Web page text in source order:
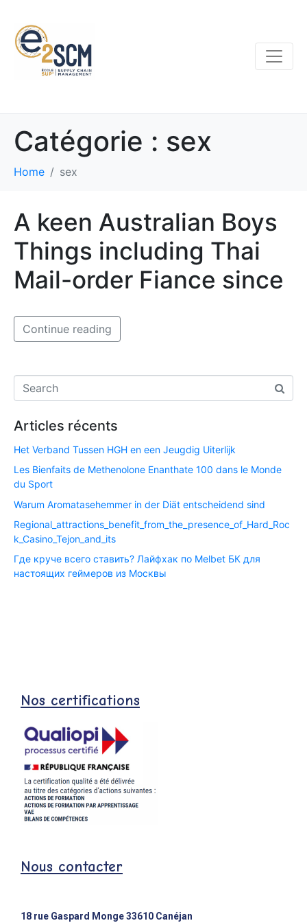
Catégorie : sex
Home sex
A keen Australian Boys
Things including Thai
Mail-order Fiance since
Continue reading
Articles récents
Het Verband Tussen HGH en een Jeugdig Uiterlijk
Les Bienfaits de Methenolone Enanthate 100 dans le Monde
du Sport
Warum Aromatasehemmer in der Diät entscheidend sind
Regional_attractions_benefit_from_the_presence_of_Hard_Roc
k_Casino_Tejon_and_its
Где круче всего ставить? Лайфхак по Melbet БК для
настоящих геймеров из Москвы
Nos certifications
Nous contacter
18 rue Gaspard Monge 33610 Canéjan